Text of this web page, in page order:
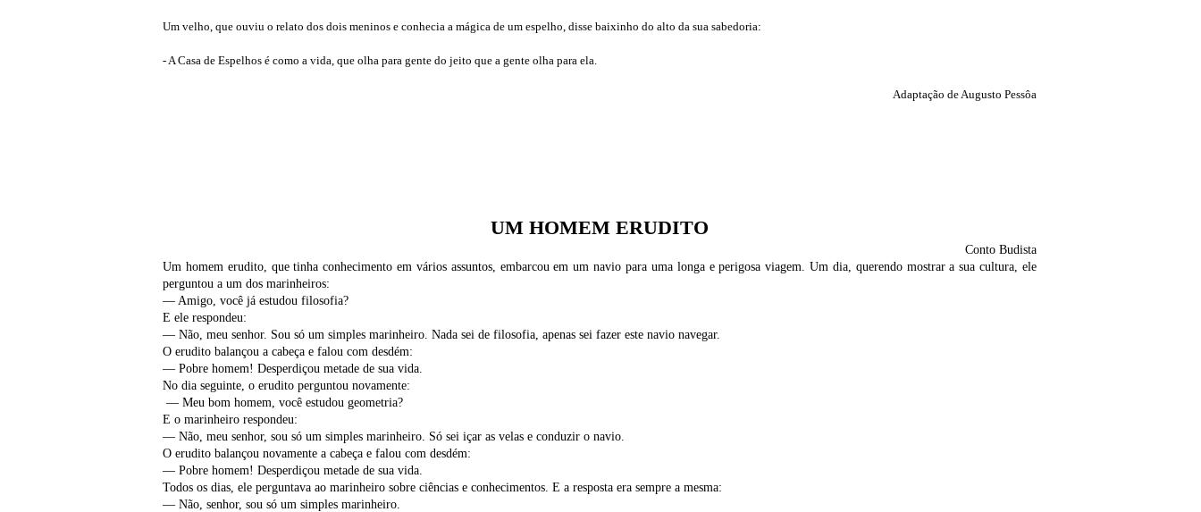
Um velho, que ouviu o relato dos dois meninos e conhecia a mágica de um espelho, disse baixinho do alto da sua sabedoria:
- A Casa de Espelhos é como a vida, que olha para gente do jeito que a gente olha para ela.
Adaptação de Augusto Pessôa
UM HOMEM ERUDITO
Conto Budista
Um homem erudito, que tinha conhecimento em vários assuntos, embarcou em um navio para uma longa e perigosa viagem. Um dia, querendo mostrar a sua cultura, ele
perguntou a um dos marinheiros:
— Amigo, você já estudou filosofia?
E ele respondeu:
— Não, meu senhor. Sou só um simples marinheiro. Nada sei de filosofia, apenas sei fazer este navio navegar.
O erudito balançou a cabeça e falou com desdém:
— Pobre homem! Desperdiçou metade de sua vida.
No dia seguinte, o erudito perguntou novamente:
— Meu bom homem, você estudou geometria?
E o marinheiro respondeu:
— Não, meu senhor, sou só um simples marinheiro. Só sei içar as velas e conduzir o navio.
O erudito balançou novamente a cabeça e falou com desdém:
— Pobre homem! Desperdiçou metade de sua vida.
Todos os dias, ele perguntava ao marinheiro sobre ciências e conhecimentos. E a resposta era sempre a mesma:
— Não, senhor, sou só um simples marinheiro.